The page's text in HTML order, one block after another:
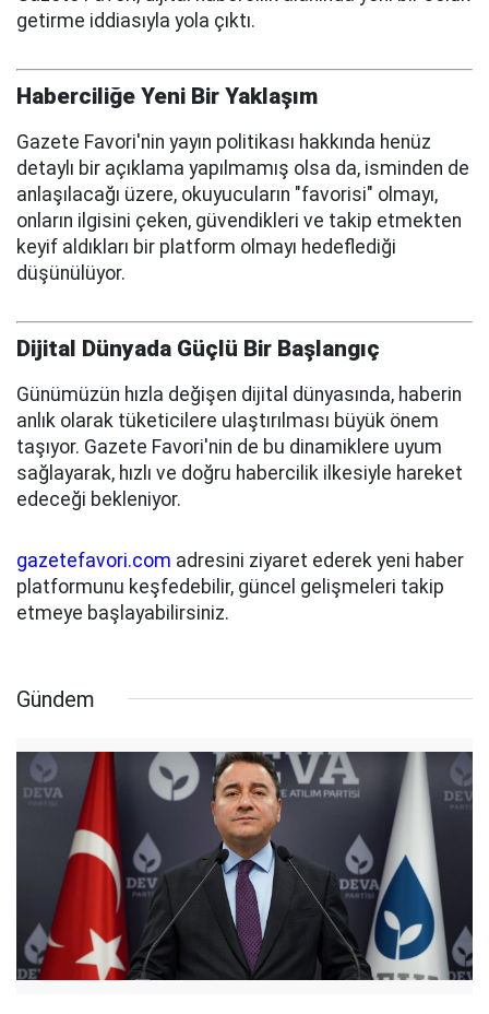
getirme iddiasıyla yola çıktı.
Haberciliğe Yeni Bir Yaklaşım
Gazete Favori'nin yayın politikası hakkında henüz
detaylı bir açıklama yapılmamış olsa da, isminden de
anlaşılacağı üzere, okuyucuların "favorisi" olmayı,
onların ilgisini çeken, güvendikleri ve takip etmekten
keyif aldıkları bir platform olmayı hedeflediği
düşünülüyor.
Dijital Dünyada Güçlü Bir Başlangıç
Günümüzün hızla değişen dijital dünyasında, haberin
anlık olarak tüketicilere ulaştırılması büyük önem
taşıyor. Gazete Favori'nin de bu dinamiklere uyum
sağlayarak, hızlı ve doğru habercilik ilkesiyle hareket
edeceği bekleniyor.
gazetefavori.com adresini ziyaret ederek yeni haber
platformunu keşfedebilir, güncel gelişmeleri takip
etmeye başlayabilirsiniz.
Gündem